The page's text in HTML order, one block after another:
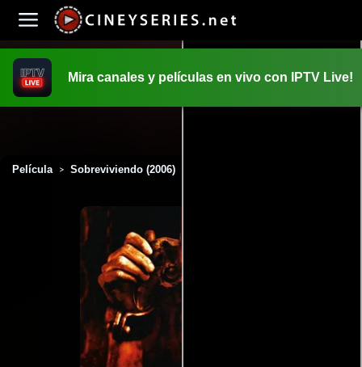
Mira canales y películas en vivo con IPTV Live!
Película > Sobreviviendo (2006)